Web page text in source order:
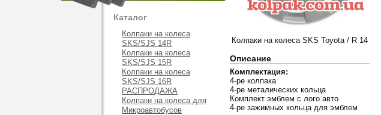
Каталог
Колпаки на колеса
SKS/SJS 14R
Колпаки на колеса
SKS/SJS 15R
Колпаки на колеса
SKS/SJS 16R
РАСПРОДАЖА
Колпаки на колеса для
Микроавтобусов
Колпаки на колеса SKS Toyota / R 14
Описание
Комплектация:
4-ре колпака
4-ре металических кольца
Комплект эмблем с лого авто
4-ре зажимных кольца для эмблем